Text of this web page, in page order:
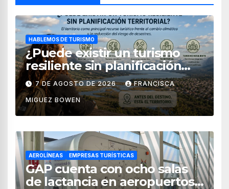
HABLEMOS DE TURISMO
¿Puede existir un turismo
resiliente sin planificación
territorial?
7 DE AGOSTO DE 2026 FRANCISCA
MIGUEZ BOWEN
AEROLÍNEAS EMPRESAS TURÍSTICAS
GAP cuenta con ocho salas
de lactancia en aeropuertos